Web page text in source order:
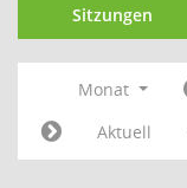
Sitzungen
Monat
Aktuell